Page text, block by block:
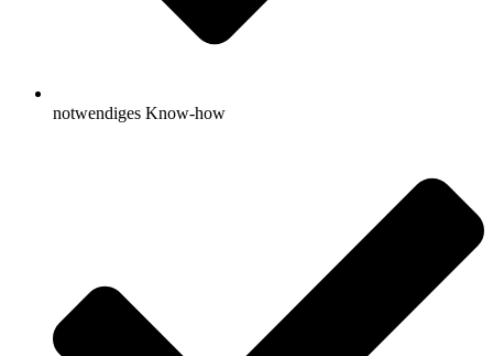
notwendiges Know-how